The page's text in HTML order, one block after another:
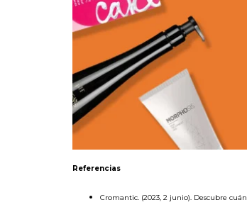
Referencias
Cromantic. (2023, 2 junio). Descubre